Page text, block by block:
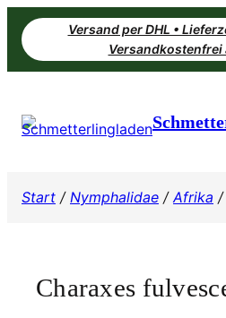
Zum
Inhalt
springen
Versand per DHL •
Versandkostenfrei
Start / Nymphalidae /Afrika /
Charaxes